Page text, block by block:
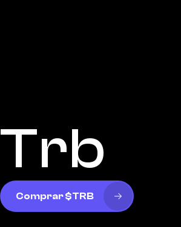
Trb
Comprar $TRB